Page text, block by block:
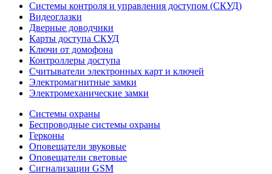
Системы контроля и управления доступом (СКУД)
Видеоглазки
Дверные доводчики
Карты доступа СКУД
Ключи от домофона
Контроллеры доступа
Считыватели электронных карт и ключей
Электромагнитные замки
Электромеханические замки
Системы охраны
Беспроводные системы охраны
Герконы
Оповещатели звуковые
Оповещатели световые
Сигнализации GSM